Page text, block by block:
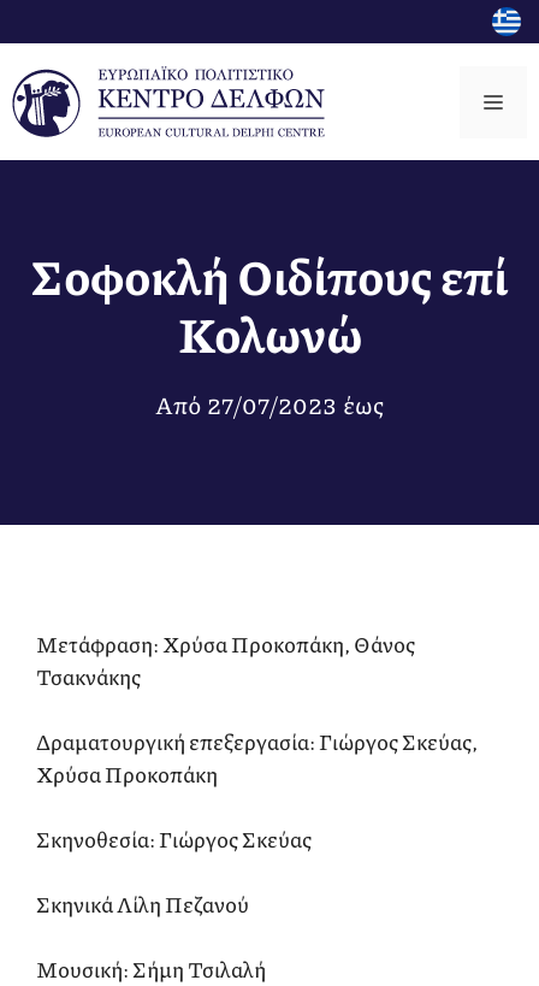
σε
περιεχόμενο
Σοφοκλή Οιδίπους επί
Κολωνώ
Από 27/07/2023 έως
Μετάφραση: Χρύσα Προκοπάκη, Θάνος
Τσακνάκης
Δραματουργική επεξεργασία: Γιώργος Σκεύας,
Χρύσα Προκοπάκη
Σκηνοθεσία: Γιώργος Σκεύας
Σκηνικά Λίλη Πεζανού
Μουσική: Σήμη Τσιλαλή